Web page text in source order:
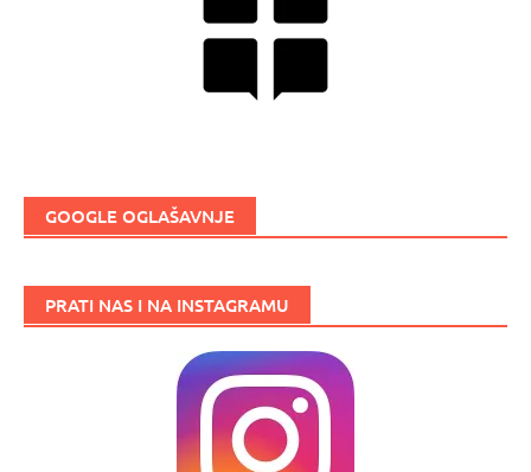
GOOGLE OGLAŠAVNJE
PRATI NAS I NA INSTAGRAMU